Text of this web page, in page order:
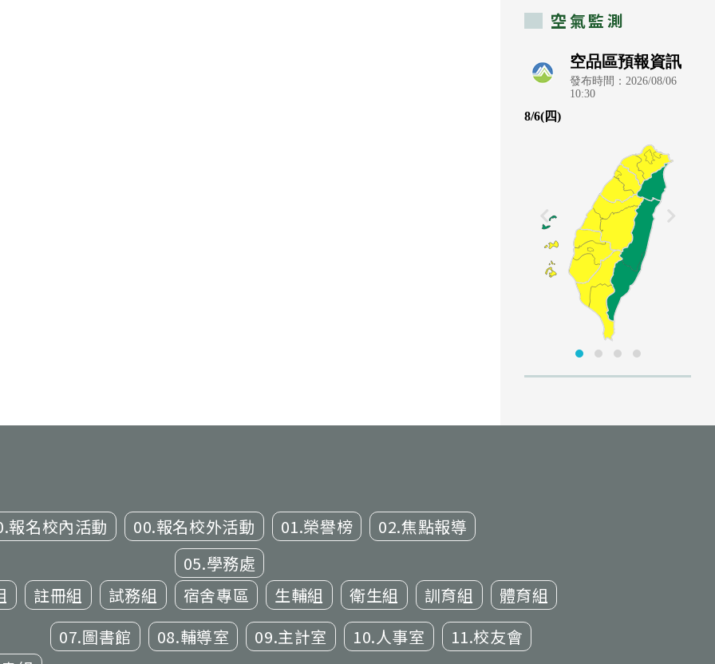
空氣監測
報名校內活動 00.報名校外活動 01.榮譽榜 02.焦點報導
註冊組 試務組
05.學務處
宿舍專區
生輔組 衛生組 訓育組 體育組
07.圖書館 08.輔導室 09.主計室 10.人事室 11.校友會